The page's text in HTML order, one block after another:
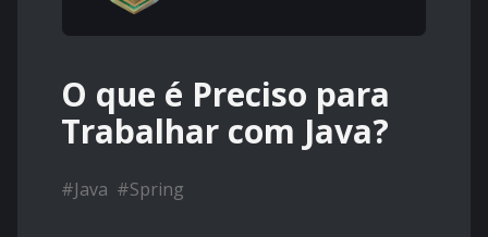
O que é Preciso para
Trabalhar com Java?
#Java #Spring